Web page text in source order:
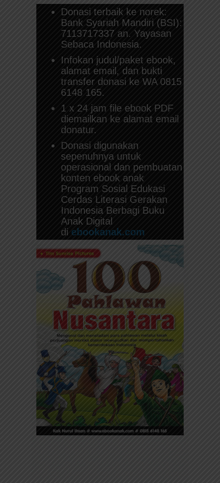
Donasi terbaik ke norek:
Bank Syariah Mandiri (BSI):
7113717337 an. Yayasan
Sebaca Indonesia.
Infokan judul/paket ebook,
alamat email, dan bukti
transfer donasi ke WA 0815
6148 165.
1 x 24 jam file ebook PDF
diemailkan ke alamat email
donatur.
Donasi digunakan
sepenuhnya untuk
operasional dan pembuatan
konten ebook anak
Program Sosial Edukasi
Cerdas Literasi Gerakan
Indonesia Berbagi Buku
Anak Digital
di ebookanak.com